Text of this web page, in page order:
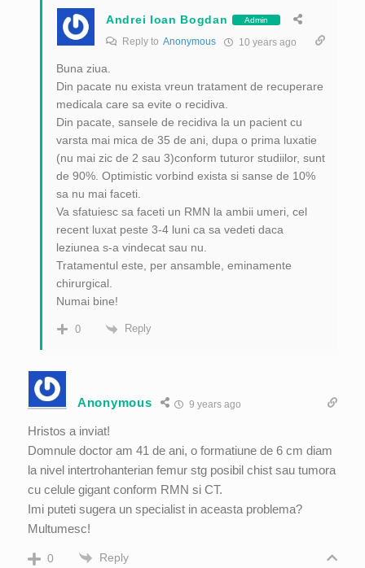
Andrei Ioan Bogdan Admin
Reply to Anonymous 10 years ago
Buna ziua.
Din pacate nu exista vreun tratament de recuperare
medicala care sa evite o recidiva.
Din pacate, sansele de recidiva la un pacient cu
varsta mai mica de 35 de ani, dupa o prima luxatie
(nu mai zic de 2 sau 3)conform tuturor studiilor, sunt
de 90%. Optimistic vorbind exista si sanse de 10%
sa nu mai faceti.
Va sfatuiesc sa faceti un RMN la ambii umeri, cel
recent luxat peste 3-4 luni ca sa vedeti daca
leziunea s-a vindecat sau nu.
Tratamentul este, per ansamble, eminamente
chirurgical.
Numai bine!
0 Reply
Anonymous 9 years ago
Hristos a inviat!
Domnule doctor am 41 de ani, o formatiune de 6 cm diam
la nivel intertrohanterian femur stg posibil chist sau tumora
cu celule gigant conform RMN si CT.
Imi puteti sugera un specialist in aceasta problema?
Multumesc!
0 Reply